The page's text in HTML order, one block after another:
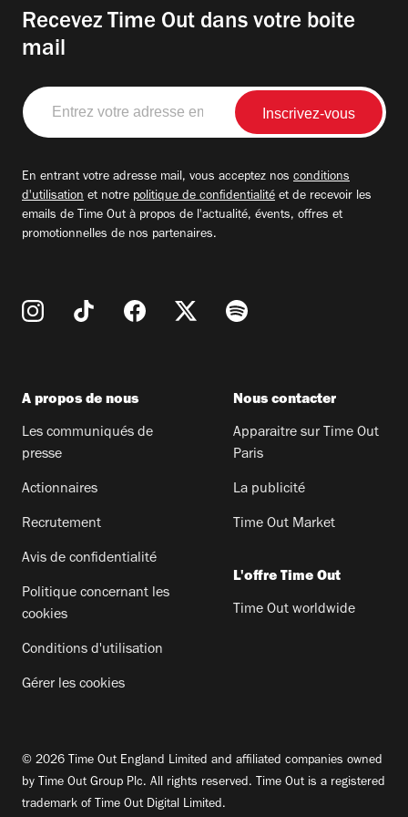
Recevez Time Out dans votre boite
mail
Entrez
votre
adresse
En entrant votre adresse mail, vous acceptez nos conditions
d'utilisation et notre politique de confidentialité et de recevoir les
emails de Time Out à propos de l'actualité, évents, offres et
promotionnelles de nos partenaires.
A propos de nous
Les communiqués de
presse
Actionnaires
Recrutement
Avis de confidentialité
Politique concernant les
cookies
Conditions d'utilisation
Gérer les cookies
Nous contacter
Apparaitre sur Time Out
Paris
La publicité
Time Out Market
L'offre Time Out
Time Out worldwide
© 2026 Time Out England Limited and affiliated companies owned
by Time Out Group Plc. All rights reserved. Time Out is a registered
trademark of Time Out Digital Limited.